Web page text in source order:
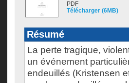
PDF
Télécharger (6MB)
Résumé
La perte tragique,
un événement
endeuillés (Kristensen